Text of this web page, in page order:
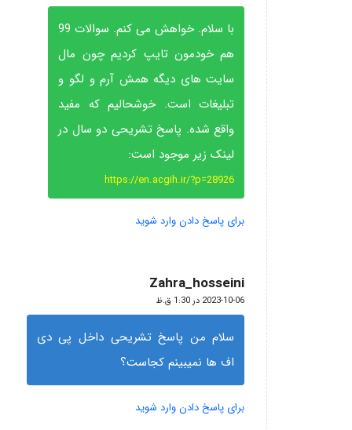
با سلام. خواهش می کنم. سوالات 99
هم خودمون تایپ کردیم چون مال
سایت های دیگه همش آرم و لگو و
تبلیغات است. خوشحالیم که مفید
واقع شده. پاسخ تشریحی دو سال در
لینک زیر موجود است:
https://en.acgih.ir/?p=28926
برای پاسخ دادن وارد شوید
Zahra_hosseini
گفته:
2023-10-06 در 1:30 ق.ظ
سلام من پاسخ تشریحی داخل پی دی
اف ها نمیبینم کجاست؟
برای پاسخ دادن وارد شوید